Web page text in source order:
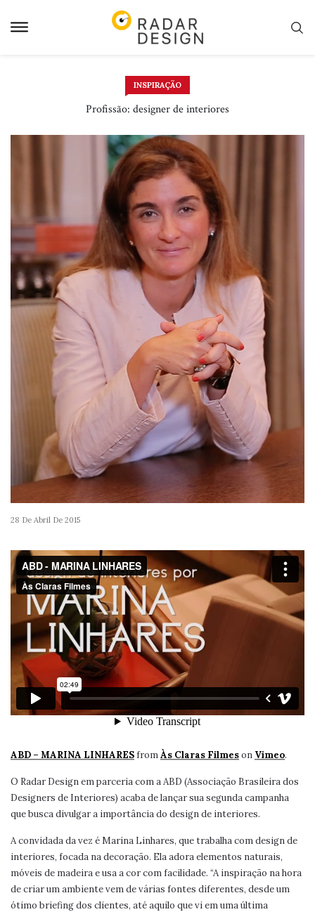
para
INSPIRAÇÃO
Profissão: designer de interiores
28 De Abril De 2015
ABD – MARINA LINHARESfromÀs Claras Filmeson Vimeo.
O Radar Design em parceria com a ABD (Associação Brasileira dos
Designers de Interiores) acaba de lançar sua segunda campanha
que busca divulgar a importância do design de interiores.
A convidada da vez é Marina Linhares, que trabalha com design de
interiores, focada na decoração. Ela adora elementos naturais,
móveis de madeira e usa a cor com facilidade. “A inspiração na hora
de criar um ambiente vem de várias fontes diferentes, desde um
ótimo briefing dos clientes, até aquilo que vi em uma última